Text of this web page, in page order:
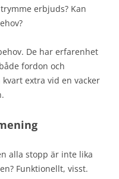
erbjuds? Kan
De har erfarenhet
fordon och
extra vid en vacker
alla stopp är inte lika
Funktionellt, visst.